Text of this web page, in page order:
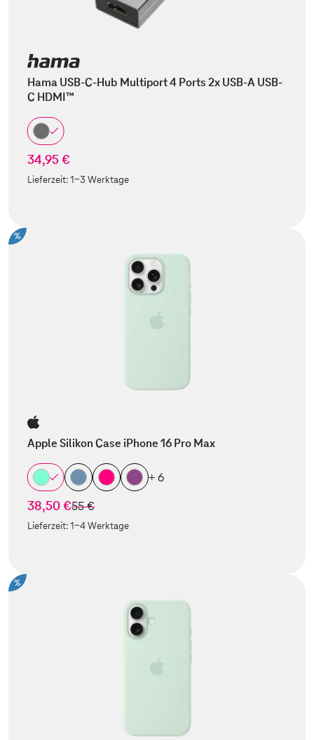
Hama USB-C-Hub Multiport 4 Ports 2x USB-A USB-
C HDMI™
34,95 €
Lieferzeit:1-3 Werktage
%
Apple Silikon Case iPhone 16 Pro Max
+ 6
38,50 €statt
55 €
Lieferzeit:1-4 Werktage
%